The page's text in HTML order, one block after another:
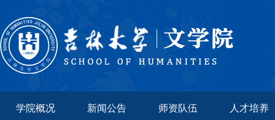
学院概况 新闻公告 师资队伍 人才培养